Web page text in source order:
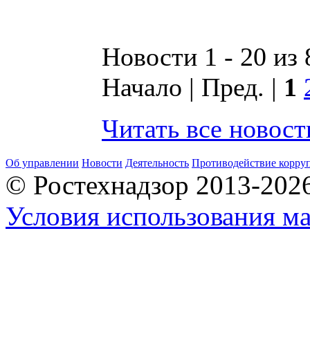
Новости 1 - 20 из
Начало | Пред. | 1
Читать все
Об управлении Новости Деятельность Противодействие
© Ростехнадзор 2013-
Условия использования